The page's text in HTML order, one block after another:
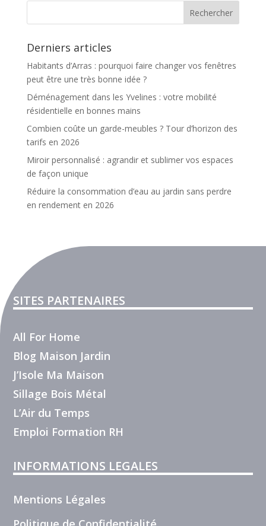
Derniers articles
Habitants d’Arras : pourquoi faire changer vos fenêtres
peut être une très bonne idée ?
Déménagement dans les Yvelines : votre mobilité
résidentielle en bonnes mains
Combien coûte un garde-meubles ? Tour d’horizon des
tarifs en 2026
Miroir personnalisé : agrandir et sublimer vos espaces
de façon unique
Réduire la consommation d’eau au jardin sans perdre
en rendement en 2026
SITES PARTENAIRES
All For Home
Blog Maison Jardin
J’Isole Ma Maison
Sillage Bois Métal
L’Air du Temps
Emploi Formation RH
INFORMATIONS LEGALES
Mentions Légales